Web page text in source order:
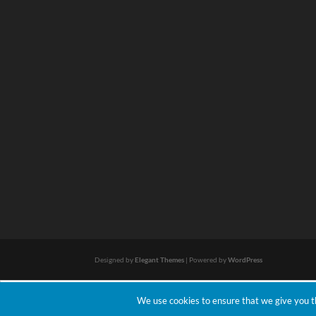
Designed by Elegant Themes | Powered byWordPress
We use cookies to ensure that we give you